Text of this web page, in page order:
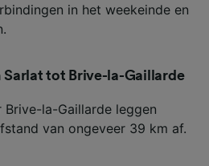
in het weekeinde en
Sarlat tot Brive-la-Gaillarde
Brive-la-Gaillarde leggen
van ongeveer 39 km af.